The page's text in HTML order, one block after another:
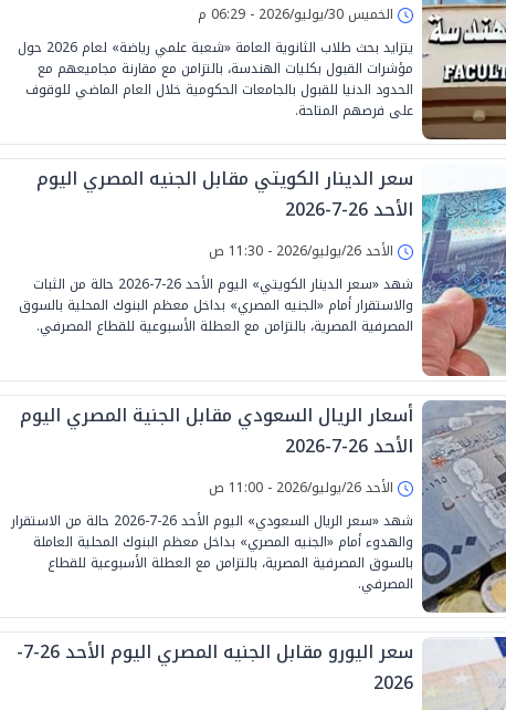
الخميس 30/يوليو/2026 - 06:29 م
يتزايد بحث طلاب الثانوية العامة «شعبة علمي رياضة» لعام 2026 حول
مؤشرات القبول بكليات الهندسة، بالتزامن مع مقارنة مجاميعهم مع
الحدود الدنيا للقبول بالجامعات الحكومية خلال العام الماضي للوقوف
على فرصهم المتاحة.
سعر الدينار الكويتي مقابل الجنيه المصري اليوم
الأحد 26-7-2026
الأحد 26/يوليو/2026 - 11:30 ص
شهد «سعر الدينار الكويتي» اليوم الأحد 26-7-2026 حالة من الثبات
والاستقرار أمام «الجنيه المصري» بداخل معظم البنوك المحلية بالسوق
المصرفية المصرية، بالتزامن مع العطلة الأسبوعية للقطاع المصرفي.
أسعار الريال السعودي مقابل الجنية المصري اليوم
الأحد 26-7-2026
الأحد 26/يوليو/2026 - 11:00 ص
شهد «سعر الريال السعودي» اليوم الأحد 26-7-2026 حالة من الاستقرار
والهدوء أمام «الجنيه المصري» بداخل معظم البنوك المحلية العاملة
بالسوق المصرفية المصرية، بالتزامن مع العطلة الأسبوعية للقطاع
المصرفي.
سعر اليورو مقابل الجنيه المصري اليوم الأحد 26-7-
2026